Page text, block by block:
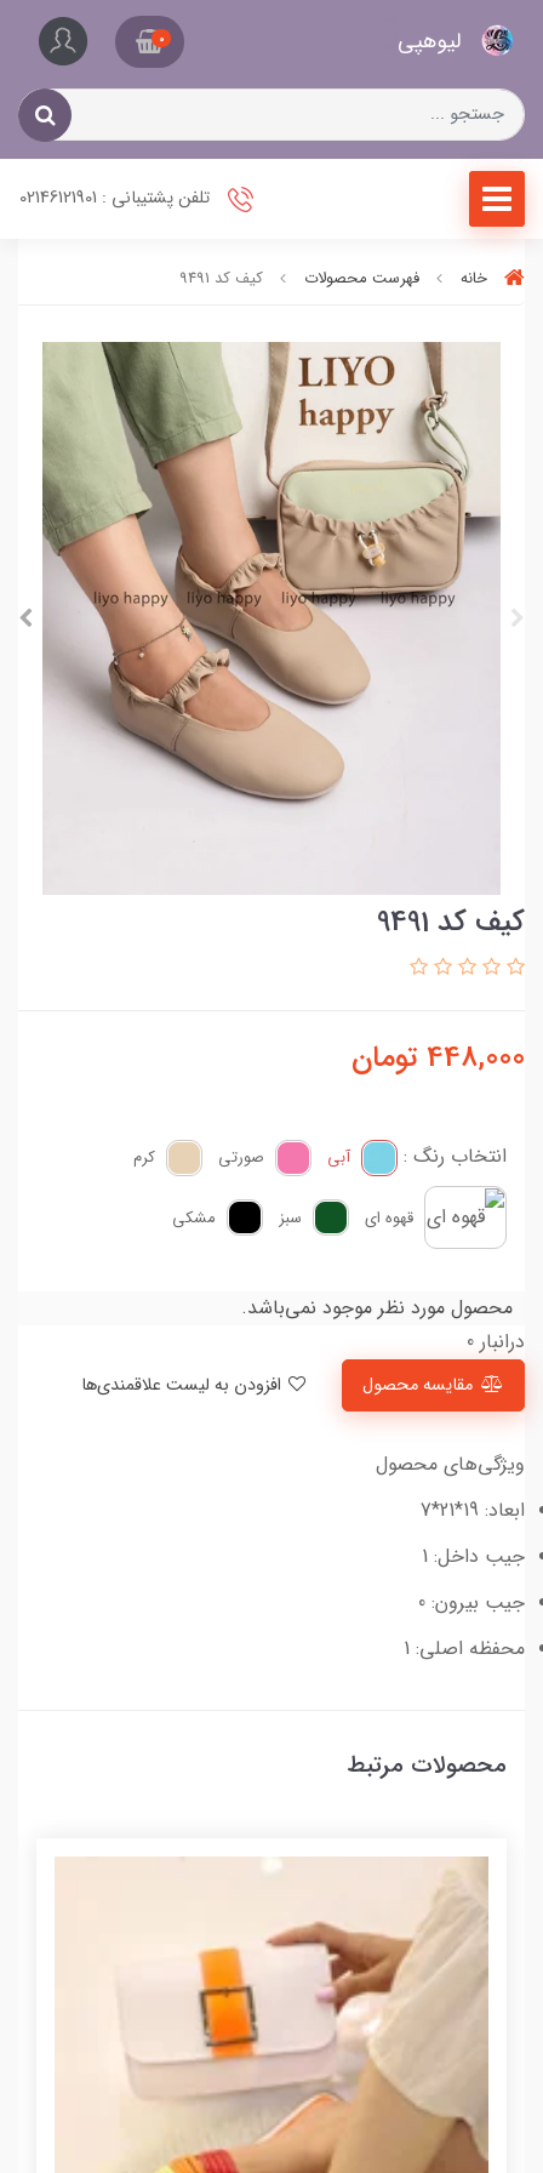
لیو‌هپی 0
تلفن پشتیبانی : 02146121901
خانه فهرست محصولات کیف کد 9491
کیف کد 9491
448,000 تومان
انتخاب رنگ : آبی صورتی کرم
قهوه ای سبز مشکی
محصول مورد نظر موجود نمی‌باشد.
درانبار 0
مقایسه محصول
ویژگی‌های محصول
ابعاد: 19*21*7
جیب داخل: 1
جیب بیرون: 0
محفظه اصلی: 1
محصولات مرتبط